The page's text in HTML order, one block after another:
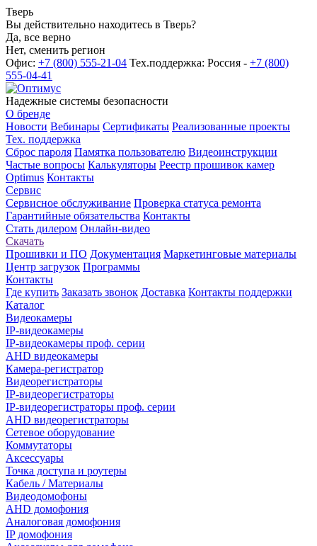
Тверь
Вы действительно находитесь в Тверь?
Да, все верно
Нет, сменить регион
Офис: +7 (800) 555-21-04 Тех.поддержка: Россия - +7 (800)
555-04-41
Надежные системы безопасности
О бренде
Новости Вебинары Сертификаты Реализованные проекты
Тех. поддержка
Сброс пароля Памятка пользователю Видеоинструкции
Частые вопросы Калькуляторы Реестр прошивок камер
Optimus Контакты
Сервис
Сервисное обслуживание Проверка статуса ремонта
Гарантийные обязательства Контакты
Стать дилером Онлайн-видео
Скачать
Прошивки и ПО Документация Маркетинговые материалы
Центр загрузок Программы
Контакты
Где купить Заказать звонок Доставка Контакты поддержки
Каталог
Видеокамеры
IP-видеокамеры
IP-видеокамеры проф. серии
AHD видеокамеры
Камера-регистратор
Видеорегистраторы
IP-видеорегистраторы
IP-видеорегистраторы проф. серии
AHD видеорегистраторы
Сетевое оборудование
Коммутаторы
Аксессуары
Точка доступа и роутеры
Кабель / Материалы
Видеодомофоны
AHD домофония
Аналоговая домофония
IP домофония